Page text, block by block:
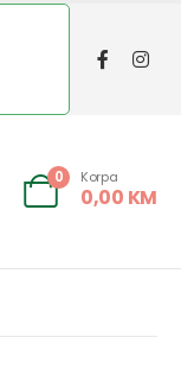
0 Korpa
0,00 KM